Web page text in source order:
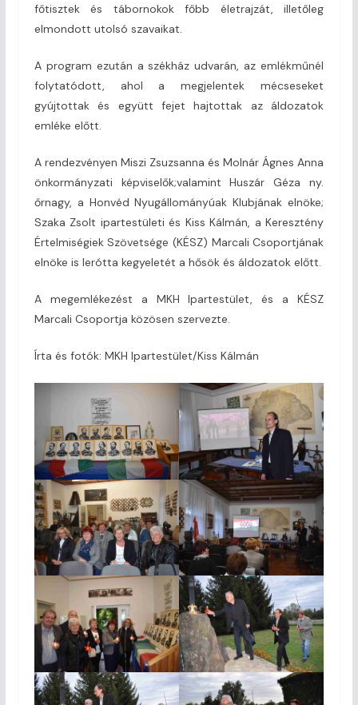
főtisztek és tábornokok főbb életrajzát, illetőleg
elmondott utolsó szavaikat.
A program ezután a székház udvarán, az emlékműnél
folytatódott, ahol a megjelentek mécseseket
gyújtottak és együtt fejet hajtottak az áldozatok
emléke előtt.
A rendezvényen Miszi Zsuzsanna és Molnár Ágnes Anna
önkormányzati képviselők;valamint Huszár Géza ny.
őrnagy, a Honvéd Nyugállományúak Klubjának elnöke;
Szaka Zsolt ipartestületi és Kiss Kálmán, a Keresztény
Értelmiségiek Szövetsége (KÉSZ) Marcali Csoportjának
elnöke is lerótta kegyeletét a hősök és áldozatok előtt.
A megemlékezést a MKH Ipartestület, és a KÉSZ
Marcali Csoportja közösen szervezte.
Írta és fotók: MKH Ipartestület/Kiss Kálmán